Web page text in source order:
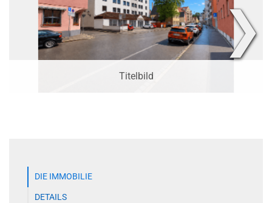
Titelbild
❯
DIE IMMOBILIE
DETAILS